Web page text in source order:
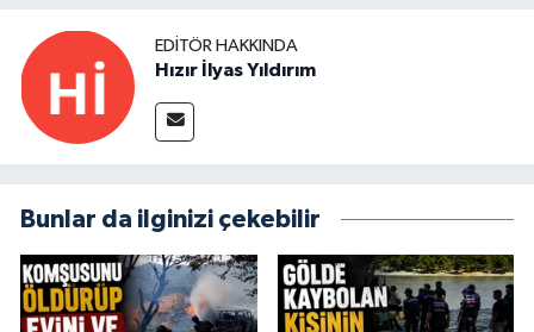
EDITÖR HAKKINDA
Hızır İlyas Yıldırım
Bunlar da ilginizi çekebilir